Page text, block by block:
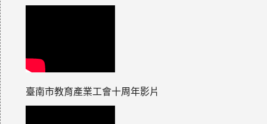
臺南市教育產業工會十周年影片